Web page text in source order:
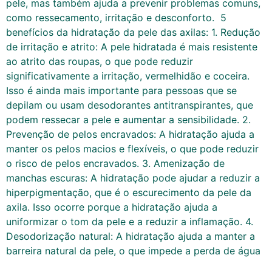
pele, mas também ajuda a prevenir problemas comuns,
como ressecamento, irritação e desconforto. 5
benefícios da hidratação da pele das axilas: 1. Redução
de irritação e atrito: A pele hidratada é mais resistente
ao atrito das roupas, o que pode reduzir
significativamente a irritação, vermelhidão e coceira.
Isso é ainda mais importante para pessoas que se
depilam ou usam desodorantes antitranspirantes, que
podem ressecar a pele e aumentar a sensibilidade. 2.
Prevenção de pelos encravados: A hidratação ajuda a
manter os pelos macios e flexíveis, o que pode reduzir
o risco de pelos encravados. 3. Amenização de
manchas escuras: A hidratação pode ajudar a reduzir a
hiperpigmentação, que é o escurecimento da pele da
axila. Isso ocorre porque a hidratação ajuda a
uniformizar o tom da pele e a reduzir a inflamação. 4.
Desodorização natural: A hidratação ajuda a manter a
barreira natural da pele, o que impede a perda de água